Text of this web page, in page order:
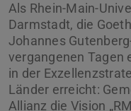
Als Rhein-Main-
Darmstadt, die
Johannes
vergangenen Tagen
in der
Länder erreicht:
Allianz die Vision